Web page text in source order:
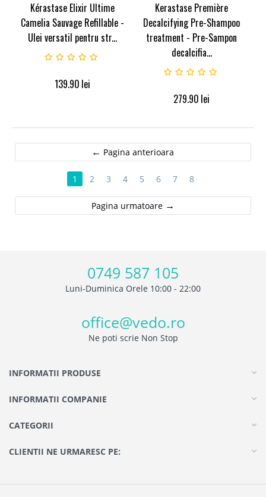
Kérastase Elixir Ultime
Camelia Sauvage Refillable -
Ulei versatil pentru str...
139.90 lei
Kerastase Première
Decalcifying Pre-Shampoo
treatment - Pre-Sampon
decalcifia...
279.90 lei
Pagina anterioara
1 2 3 4 5 6 7 8
Pagina urmatoare
0749 587 105
Luni-Duminica Orele 10:00 - 22:00
office@vedo.ro
Ne poti scrie Non Stop
INFORMATII PRODUSE
INFORMATII COMPANIE
CATEGORII
CLIENTII NE URMARESC PE: